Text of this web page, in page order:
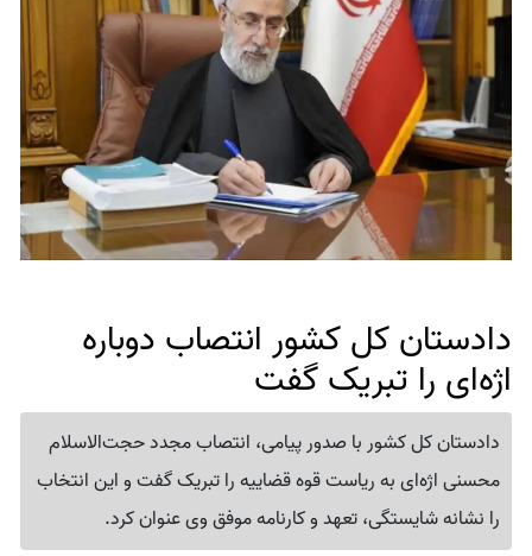
دادستان کل کشور انتصاب دوباره
اژه‌ای را تبریک گفت
دادستان کل کشور با صدور پیامی، انتصاب مجدد حجت‌الاسلام
محسنی اژه‌ای به ریاست قوه قضاییه را تبریک گفت و این انتخاب
را نشانه شایستگی، تعهد و کارنامه موفق وی عنوان کرد.